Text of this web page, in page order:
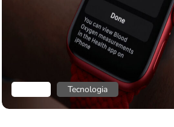
Tecnologia